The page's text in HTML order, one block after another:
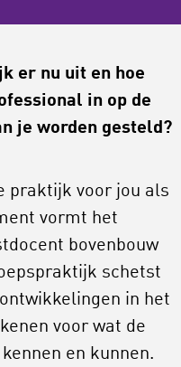
er nu uit en hoe
in op de
je worden gesteld?
praktijk voor jou als
vormt het
bovenbouw
schetst
in het
voor wat de
en kunnen.